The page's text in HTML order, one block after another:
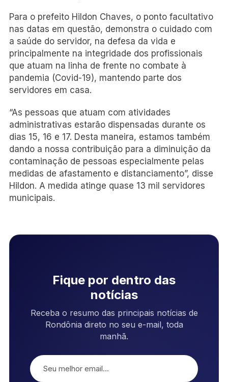
Para o prefeito Hildon Chaves, o ponto facultativo
nas datas em questão, demonstra o cuidado com
a saúde do servidor, na defesa da vida e
principalmente na integridade dos profissionais
que atuam na linha de frente no combate à
pandemia (Covid-19), mantendo parte dos
servidores em casa.
“As pessoas que atuam com atividades
administrativas estarão dispensadas durante os
dias 15, 16 e 17. Desta maneira, estamos também
dando a nossa contribuição para a diminuição da
contaminação de pessoas especialmente pelas
medidas de afastamento e distanciamento”, disse
Hildon. A medida atinge quase 13 mil servidores
municipais.
Fique por dentro das
notícias
Receba o resumo das principais notícias de
Rondônia direto no seu e-mail, toda
manhã.